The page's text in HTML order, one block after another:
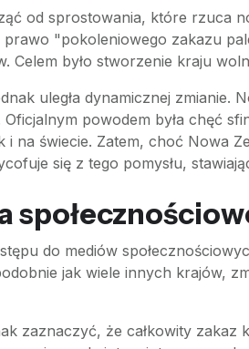
od sprostowania, które rzuca
prawo "pokoleniowego zakazu
Celem było stworzenie kraju
uległa dynamicznej zmianie.
Oficjalnym powodem była chęć
i na świecie. Zatem, choć Nowa
się z tego pomysłu,
do mediów
jak wiele innych krajów,
zaznaczyć, że całkowity zakaz